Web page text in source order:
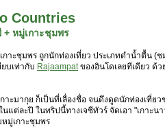
Countries
+ หมู่เกาะชุมพร
าะชุมพร ถูกนักท่องเที่ยว ประเภทดำน้ำตื้น (
ยบเท่ากับ Rajaampat ของอินโดเลยทีเดียว ด้
าะมากุย ก็เป็นที่เลื่องชื่อ จนดึงดูดนักท่องเที่ย
แต่ละปี ในทริปนี้ทางเจซีทัวร์ จัดเอา "เกาะน
หมู่เกาะชุมพร